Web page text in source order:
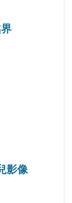
院，而在她的
身入座進入她
德拉所言，生
我只能在此略
的片段帶引
全書包括下列
色，金錢，愛
如果要把這些
寫出好幾本
，借用電影的
影像